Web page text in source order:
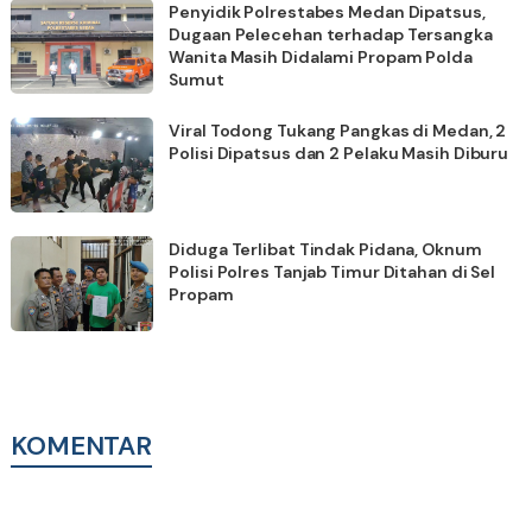
Penyidik Polrestabes Medan Dipatsus,
Dugaan Pelecehan terhadap Tersangka
Wanita Masih Didalami Propam Polda
Sumut
Viral Todong Tukang Pangkas di Medan, 2
Polisi Dipatsus dan 2 Pelaku Masih Diburu
Diduga Terlibat Tindak Pidana, Oknum
Polisi Polres Tanjab Timur Ditahan di Sel
Propam
KOMENTAR